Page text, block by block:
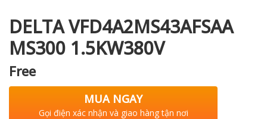
DELTA VFD4A2MS43AFSAA
MS300 1.5KW380V
Free
MUA NGAY
Gọi điện xác nhận và giao hàng tận nơi